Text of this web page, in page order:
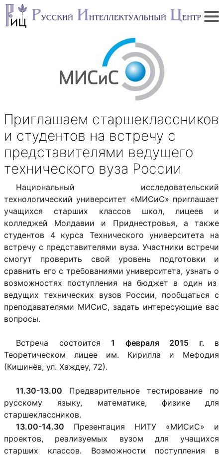
Приглашаем старшеклассников
и студентов на встречу с
представителями ведущего
технического вуза России
Национальный исследовательский
технологический университет «МИСиС» приглашает
учащихся старших классов школ, лицеев и
колледжей Молдавии и Приднестровья, а также
студентов 4 курса Технического университета на
встречу с представителями вуза. Участники встречи
смогут проверить свой уровень подготовки и
сравнить его с требованиями университета, узнать о
возможностях поступления на бюджет в один из
ведущих технических вузов России, пообщаться с
преподавателями МИСиС, задать интересующие вас
вопросы.
Встреча состоится 1 февраля 2015 г. в
Теоретическом лицее им. Кирилла и Мефодия
(Кишинёв, ул. Хаждеу, 72).
11.30-13.00 Предварительное тестирование по
русскому языку, математике, физике для
старшеклассников.
13.00-14.30 Презентация НИТУ «МИСиС» и
проектов, реализуемых вузом для учащихся
старших классов. Возможности поступления в